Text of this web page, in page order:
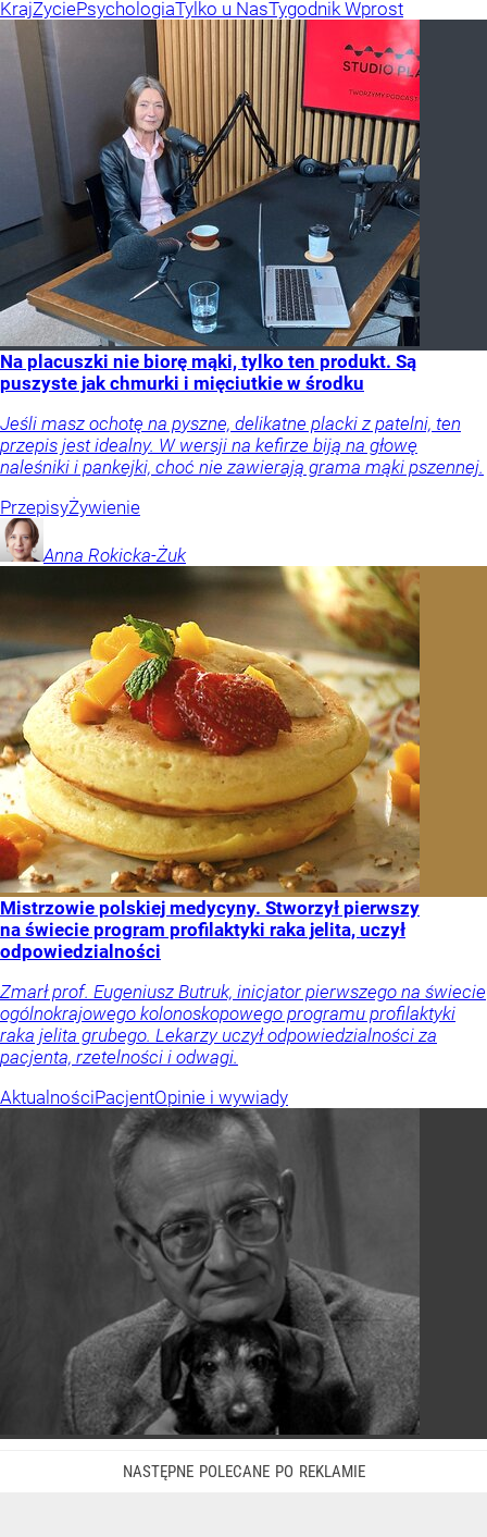
KrajŻyciePsychologiaTylko u NasTygodnik Wprost
Na placuszki nie biorę mąki, tylko ten produkt. Są
puszyste jak chmurki i mięciutkie w środku
Jeśli masz ochotę na pyszne, delikatne placki z patelni, ten
przepis jest idealny. W wersji na kefirze biją na głowę
naleśniki i pankejki, choć nie zawierają grama mąki pszennej.
PrzepisyŻywienie
Anna Rokicka-Żuk
Mistrzowie polskiej medycyny. Stworzył pierwszy
na świecie program profilaktyki raka jelita, uczył
odpowiedzialności
Zmarł prof. Eugeniusz Butruk, inicjator pierwszego na świecie
ogólnokrajowego kolonoskopowego programu profilaktyki
raka jelita grubego. Lekarzy uczył odpowiedzialności za
pacjenta, rzetelności i odwagi.
AktualnościPacjentOpinie i wywiady